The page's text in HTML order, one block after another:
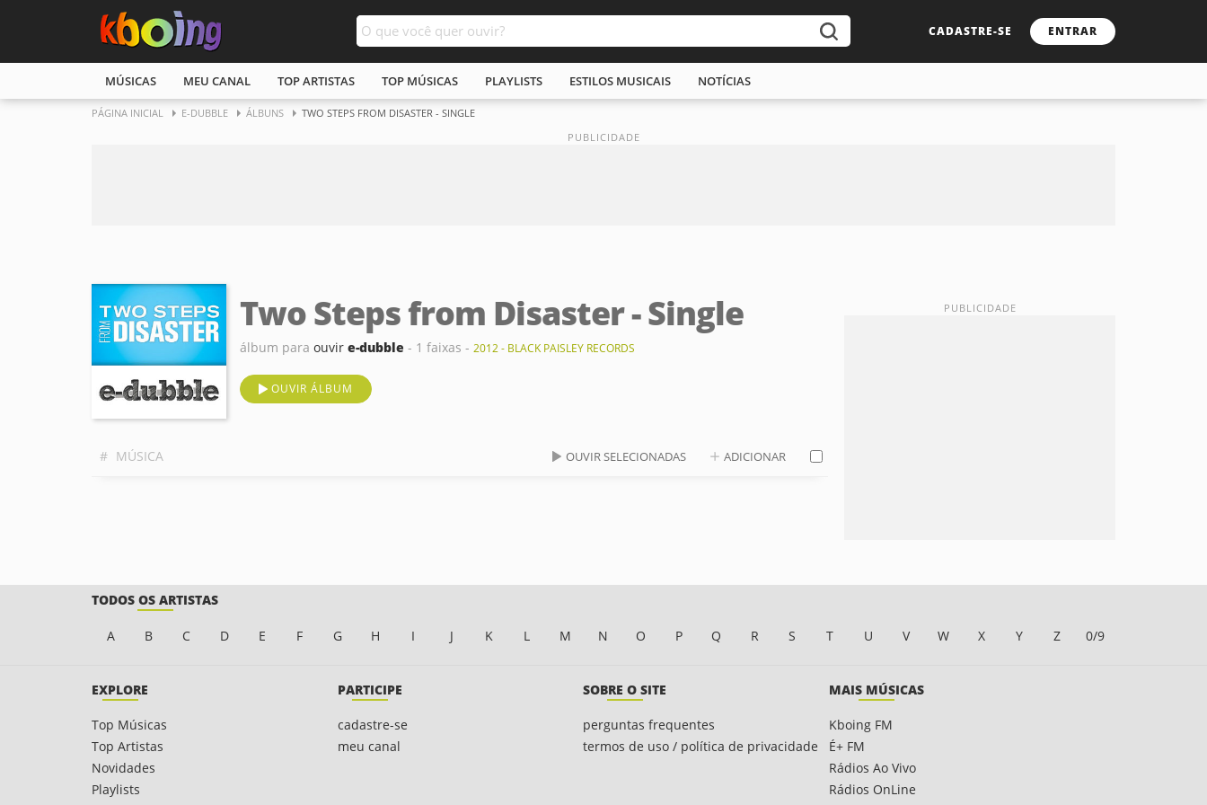
CADASTRE-SE ENTRAR
MÚSICAS MEU CANAL TOP ARTISTAS TOP MÚSICAS PLAYLISTS ESTILOS MUSICAIS NOTÍCIAS
PÁGINA INICIAL E-DUBBLE ÁLBUNS TWO STEPS FROM DISASTER - SINGLE
Two Steps from Disaster - Single
álbum para ouvir e-dubble - 1 faixas - 2012 - BLACK PAISLEY RECORDS
OUVIR ÁLBUM
# MÚSICA OUVIR SELECIONADAS ADICIONAR
TODOS OS ARTISTAS
A B C D E F G H I J K L M N O P Q R S T U V W X Y Z 0/9
EXPLORE
Top Músicas
Top Artistas
Novidades
Playlists
PARTICIPE
cadastre-se
meu canal
SOBRE O SITE
perguntas frequentes
termos de uso / política de privacidade
MAIS MÚSICAS
Kboing FM
É+ FM
Rádios Ao Vivo
Rádios OnLine